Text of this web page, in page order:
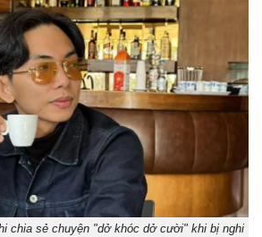
chia sẻ chuyện "dở khóc dở cười" khi bị nghi